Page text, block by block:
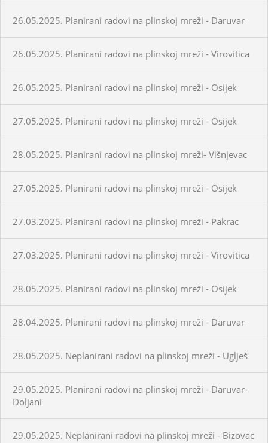
26.05.2025. Planirani radovi na plinskoj mreži - Daruvar
26.05.2025. Planirani radovi na plinskoj mreži - Virovitica
26.05.2025. Planirani radovi na plinskoj mreži - Osijek
27.05.2025. Planirani radovi na plinskoj mreži - Osijek
28.05.2025. Planirani radovi na plinskoj mreži- Višnjevac
27.05.2025. Planirani radovi na plinskoj mreži - Osijek
27.03.2025. Planirani radovi na plinskoj mreži - Pakrac
27.03.2025. Planirani radovi na plinskoj mreži - Virovitica
28.05.2025. Planirani radovi na plinskoj mreži - Osijek
28.04.2025. Planirani radovi na plinskoj mreži - Daruvar
28.05.2025. Neplanirani radovi na plinskoj mreži - Uglješ
29.05.2025. Planirani radovi na plinskoj mreži - Daruvar-
Doljani
29.05.2025. Neplanirani radovi na plinskoj mreži - Bizovac